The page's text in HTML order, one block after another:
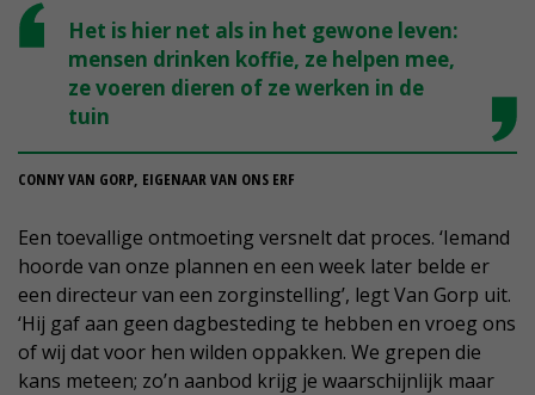
Het is hier net als in het gewone leven:
mensen drinken koffie, ze helpen mee,
ze voeren dieren of ze werken in de
tuin
CONNY VAN GORP, EIGENAAR VAN ONS ERF
Een toevallige ontmoeting versnelt dat proces. ‘Iemand
hoorde van onze plannen en een week later belde er
een directeur van een zorginstelling’, legt Van Gorp uit.
‘Hij gaf aan geen dagbesteding te hebben en vroeg ons
of wij dat voor hen wilden oppakken. We grepen die
kans meteen; zo’n aanbod krijg je waarschijnlijk maar